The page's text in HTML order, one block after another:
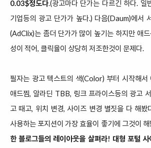
0.03$정도다.(광고마다 단가는 다르긴 하다. 일
기업등의 광고 단가가 높다.) 다음(Daum)에서
(AdClix)는 좀더 단가가 많이 높기는 하지만 애
성이 적어, 클릭율이 상당히 저조한것이 문제다.
필자는 광고 텍스트의 색(Color) 부터 시작해서
애드찜, 알라딘 TBB, 링크 프라이스등의 광고
고 때고, 위치 변경, 사이즈 변경 별짓을 다 해봤
사용하는 포지션이 가장 효율이 좋기에 그것이
한 블로그들의 레이아웃을 살펴라! 대형 포털